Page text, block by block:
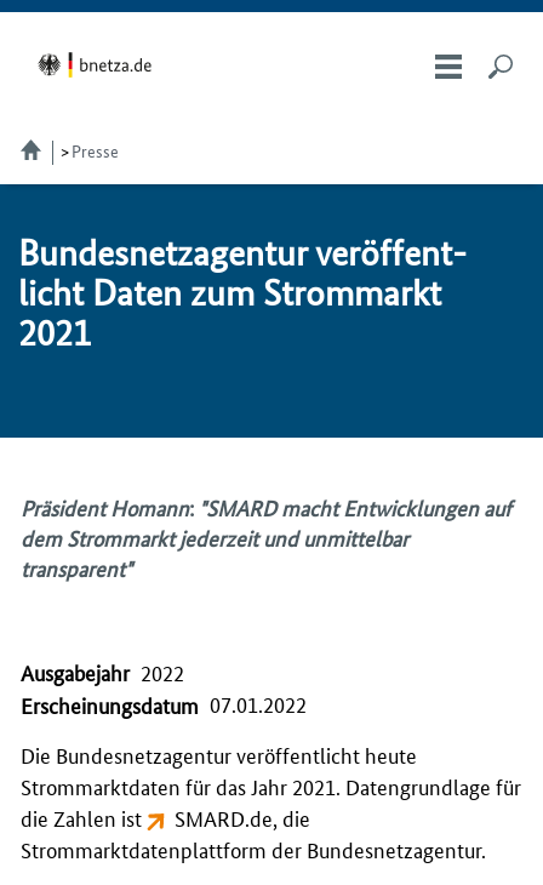
Presse
Bundesnetzagentur ver­öf­fent­
licht Da­ten zum Strom­markt
2021
Präsident Homann: "SMARD macht Entwicklungen auf
dem Strommarkt jederzeit und unmittelbar
transparent"
Ausgabejahr 2022
Erscheinungsdatum 07.01.2022
Die Bundesnetzagentur veröffentlicht heute
Strommarktdaten für das Jahr 2021. Datengrundlage für
die Zahlen ist
SMARD.de , die
Strommarktdatenplattform der Bundesnetzagentur.